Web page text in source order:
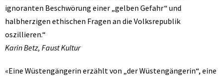
ignoranten Beschwörung einer „gelben Gefahr“ und
halbherzigen ethischen Fragen an die Volksrepublik
oszillieren.“
Karin Betz, Faust Kultur
«Eine Wüstengängerin erzählt von „der Wüstengängerin“, eine